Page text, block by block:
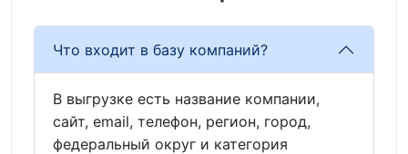
Что входит в базу компаний?
В выгрузке есть название компании,
сайт, email, телефон, регион, город,
федеральный округ и категория